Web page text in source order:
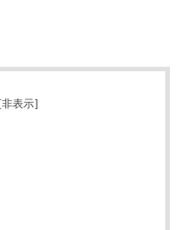
非表示]